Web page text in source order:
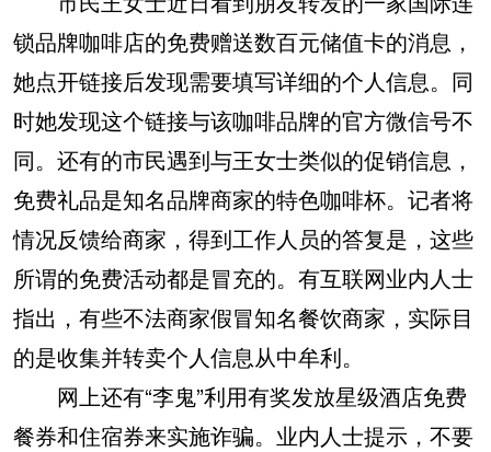
锁品牌咖啡店的免费赠送数百元储值卡的消息，
她点开链接后发现需要填写详细的个人信息。同
时她发现这个链接与该咖啡品牌的官方微信号不
同。还有的市民遇到与王女士类似的促销信息，
免费礼品是知名品牌商家的特色咖啡杯。记者将
情况反馈给商家，得到工作人员的答复是，这些
所谓的免费活动都是冒充的。有互联网业内人士
指出，有些不法商家假冒知名餐饮商家，实际目
的是收集并转卖个人信息从中牟利。
网上还有“李鬼”利用有奖发放星级酒店免费
餐券和住宿券来实施诈骗。业内人士提示，不要